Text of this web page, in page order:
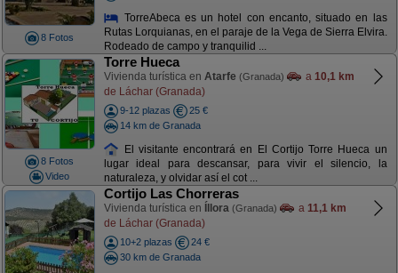
8 Fotos
TorreAbeca es un hotel con encanto, situado en las
Rutas Lorquianas, en el paraje de la Vega de Sierra Elvira.
Rodeado de campo y tranquilid ...
8 Fotos
Video
Torre Hueca
Vivienda turística en Atarfe (Granada) a 10,1 km
de Láchar (Granada)
9-12 plazas
25 €
14 km de Granada
El visitante encontrará en El Cortijo Torre Hueca un
lugar ideal para descansar, para vivir el silencio, la
naturaleza, y olvidar así el cot ...
Cortijo Las Chorreras
Vivienda turística en Íllora (Granada) a 11,1 km
de Láchar (Granada)
10+2 plazas
24 €
30 km de Granada